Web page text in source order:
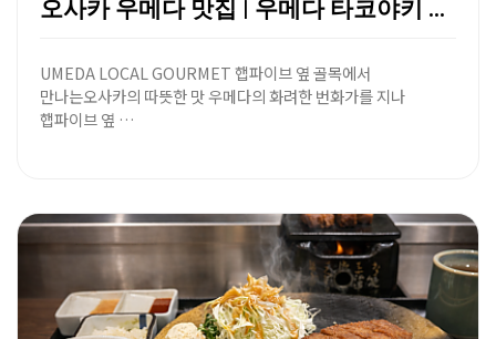
오사카 우메다 맛집 | 우메다 타코야키 마켓 (주유패스…
UMEDA LOCAL GOURMET 햅파이브 옆 골목에서
만나는오사카의 따뜻한 맛 우메다의 화려한 번화가를 지나
햅파이브 옆 …